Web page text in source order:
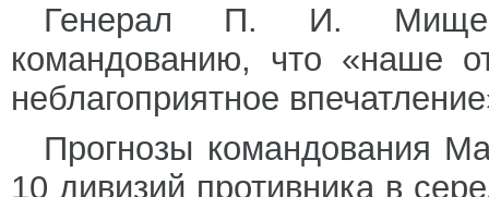
Генерал П. И.
командованию, что «наше
неблагоприятное
Прогнозы командования
10 дивизий противника в